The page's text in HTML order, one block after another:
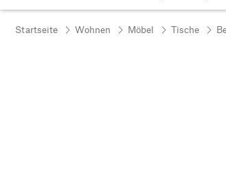
Startseite Wohnen Möbel Tische